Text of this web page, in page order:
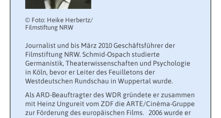
© Foto: Heike Herbertz/
Filmstiftung NRW
Journalist und bis März 2010 Geschäftsführer der
Filmstiftung NRW. Schmid-Ospach studierte
Germanistik, Theaterwissenschaften und Psychologie
in Köln, bevor er Leiter des Feuilletons der
Westdeutschen Rundschau in Wuppertal wurde.
Als ARD-Beauftragter des WDR gründete er zusammen
mit Heinz Ungureit vom ZDF die ARTE/Cinéma-Gruppe
zur Förderung des europäischen Films.
2006 wurde er